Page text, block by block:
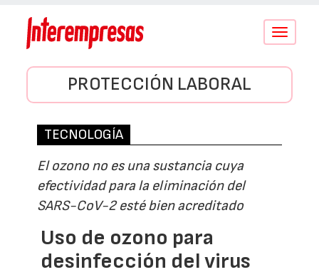
Conmutar
PROTECCIÓN LABORAL
TECNOLOGÍA
El ozono no es una sustancia cuya
efectividad para la eliminación del
SARS-CoV-2 esté bien acreditado
Uso de ozono para
desinfección del virus